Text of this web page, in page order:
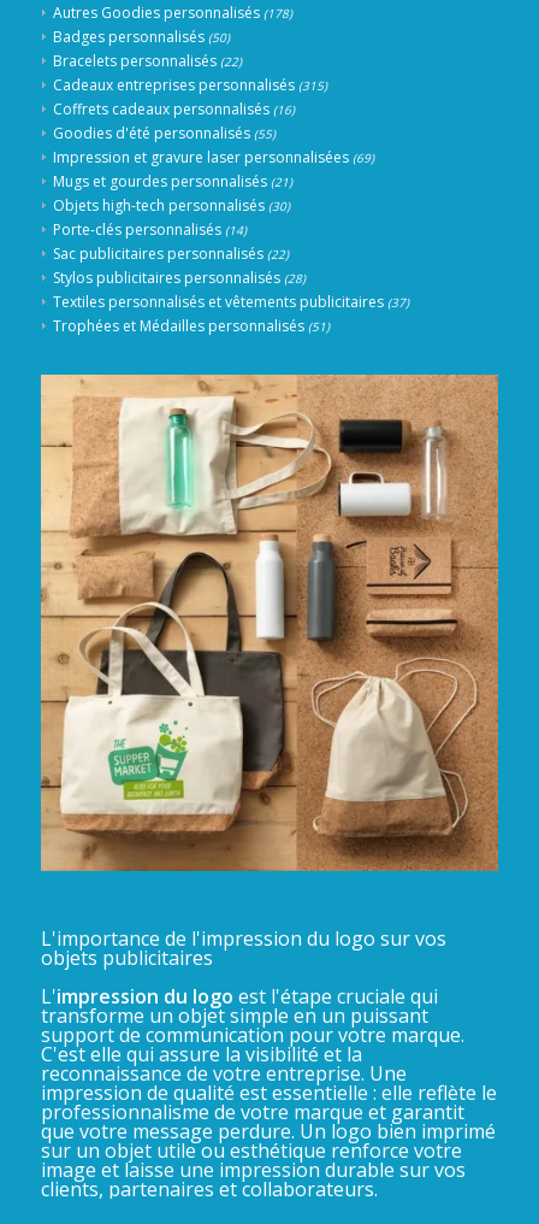
Autres Goodies personnalisés (178)
Badges personnalisés (50)
Bracelets personnalisés (22)
Cadeaux entreprises personnalisés (315)
Coffrets cadeaux personnalisés (16)
Goodies d'été personnalisés (55)
Impression et gravure laser personnalisées (69)
Mugs et gourdes personnalisés (21)
Objets high-tech personnalisés (30)
Porte-clés personnalisés (14)
Sac publicitaires personnalisés (22)
Stylos publicitaires personnalisés (28)
Textiles personnalisés et vêtements publicitaires (37)
Trophées et Médailles personnalisés (51)
L'importance de l'impression du logo sur vos
objets publicitaires
L'impression du logo est l'étape cruciale qui
transforme un objet simple en un puissant
support de communication pour votre marque.
C'est elle qui assure la visibilité et la
reconnaissance de votre entreprise. Une
impression de qualité est essentielle : elle reflète le
professionnalisme de votre marque et garantit
que votre message perdure. Un logo bien imprimé
sur un objet utile ou esthétique renforce votre
image et laisse une impression durable sur vos
clients, partenaires et collaborateurs.